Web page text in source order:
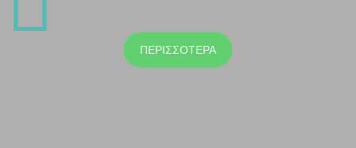
ΠΕΡΙΣΣΟΤΕΡΑ